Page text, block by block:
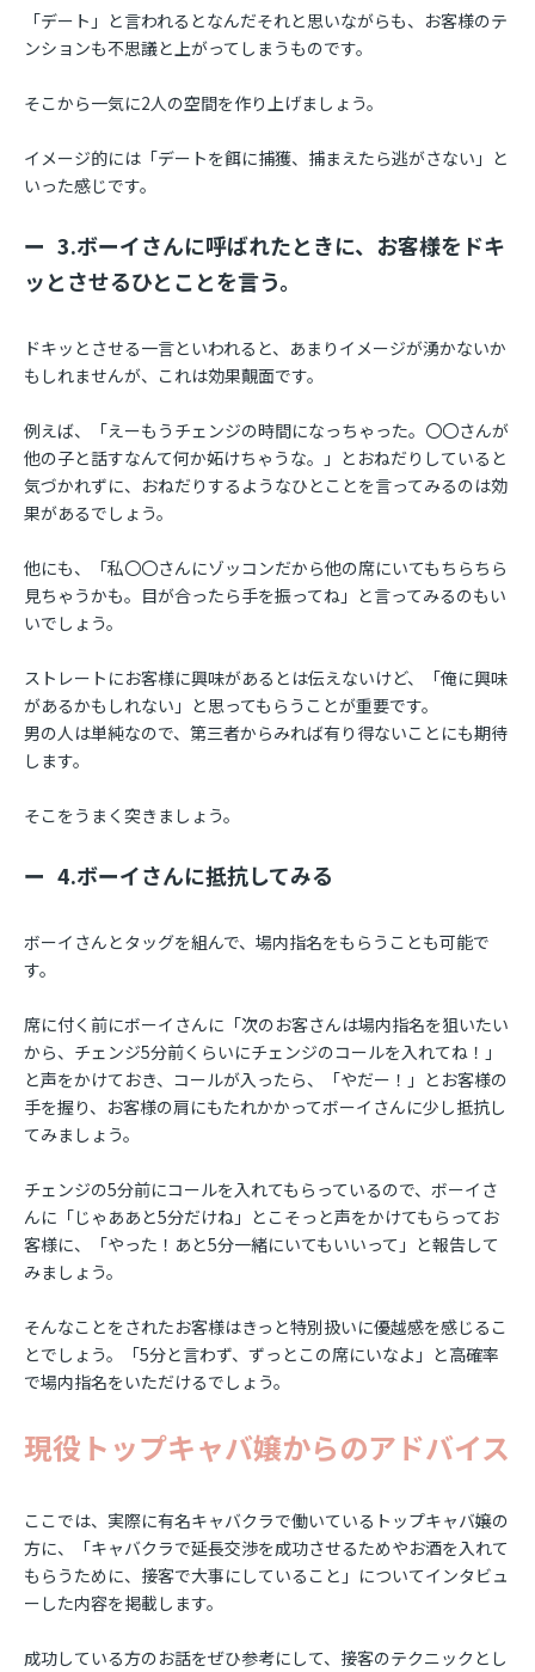
「デート」と言われるとなんだそれと思いながらも、お客様のテ
ンションも不思議と上がってしまうものです。
そこから一気に2人の空間を作り上げましょう。
イメージ的には「デートを餌に捕獲、捕まえたら逃がさない」と
いった感じです。
3.ボーイさんに呼ばれたときに、お客様をドキ
ッとさせるひとことを言う。
ドキッとさせる一言といわれると、あまりイメージが湧かないか
もしれませんが、これは効果覿面です。
例えば、「えーもうチェンジの時間になっちゃった。〇〇さんが
他の子と話すなんて何か妬けちゃうな。」とおねだりしていると
気づかれずに、おねだりするようなひとことを言ってみるのは効
果があるでしょう。
他にも、「私〇〇さんにゾッコンだから他の席にいてもちらちら
見ちゃうかも。目が合ったら手を振ってね」と言ってみるのもい
いでしょう。
ストレートにお客様に興味があるとは伝えないけど、「俺に興味
があるかもしれない」と思ってもらうことが重要です。
男の人は単純なので、第三者からみれば有り得ないことにも期待
します。
そこをうまく突きましょう。
4.ボーイさんに抵抗してみる
ボーイさんとタッグを組んで、場内指名をもらうことも可能で
す。
席に付く前にボーイさんに「次のお客さんは場内指名を狙いたい
から、チェンジ5分前くらいにチェンジのコールを入れてね！」
と声をかけておき、コールが入ったら、「やだー！」とお客様の
手を握り、お客様の肩にもたれかかってボーイさんに少し抵抗し
てみましょう。
チェンジの5分前にコールを入れてもらっているので、ボーイさ
んに「じゃああと5分だけね」とこそっと声をかけてもらってお
客様に、「やった！あと5分一緒にいてもいいって」と報告して
みましょう。
そんなことをされたお客様はきっと特別扱いに優越感を感じるこ
とでしょう。「5分と言わず、ずっとこの席にいなよ」と高確率
で場内指名をいただけるでしょう。
現役トップキャバ嬢からのアドバイス
ここでは、実際に有名キャバクラで働いているトップキャバ嬢の
方に、「キャバクラで延長交渉を成功させるためやお酒を入れて
もらうために、接客で大事にしていること」についてインタビュ
ーした内容を掲載します。
成功している方のお話をぜひ参考にして、接客のテクニックとし